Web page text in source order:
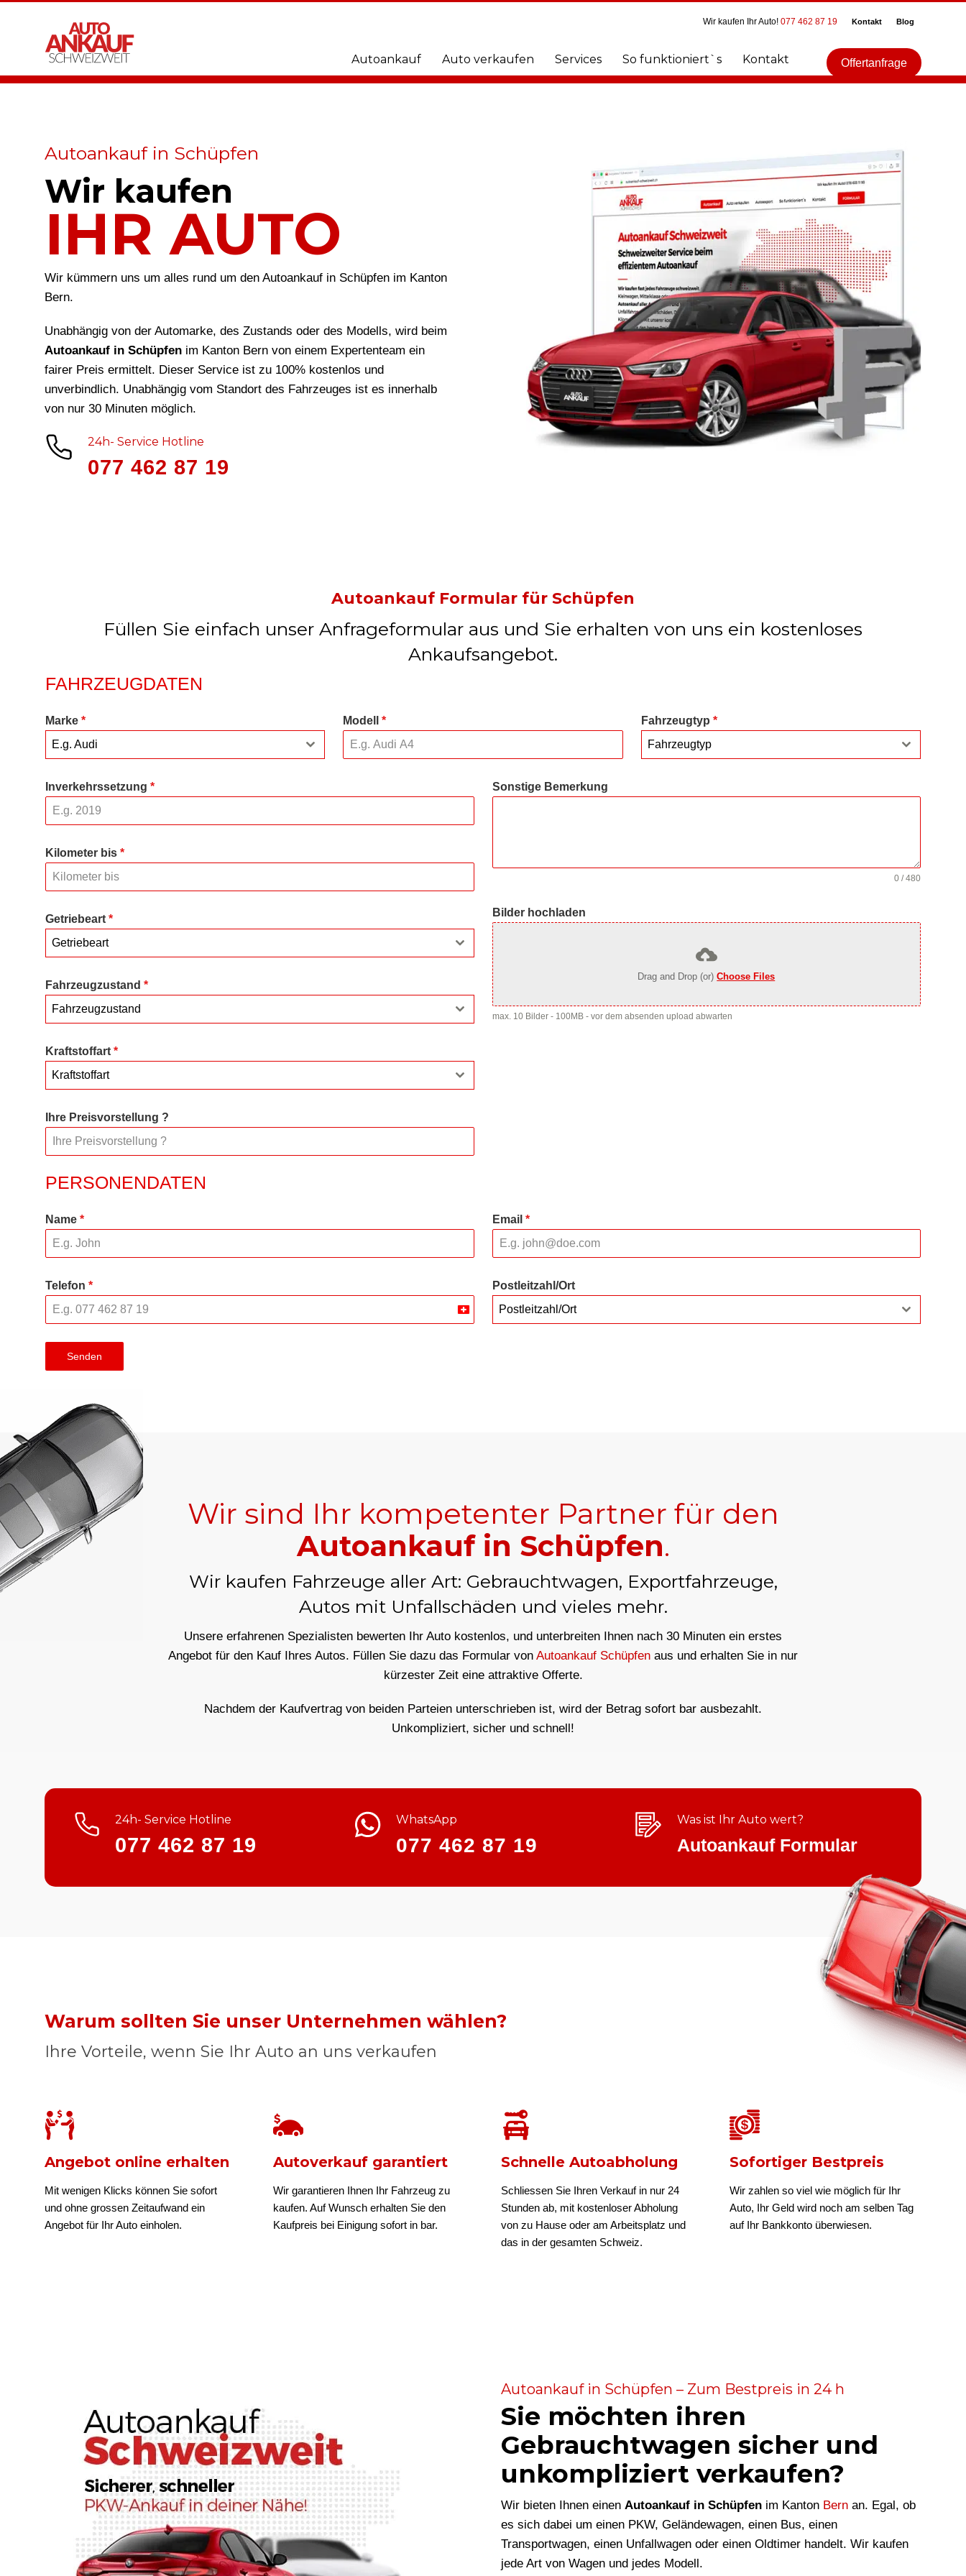
Wir kaufen Ihr Auto! 077 462 87 19 Kontakt Blog
Autoankauf Auto verkaufen Services So funktioniert`s Kontakt Offertanfrage
Autoankauf in Schüpfen
Wir kaufen
IHR AUTO
Wir kümmern uns um alles rund um den Autoankauf in Schüpfen im Kanton
Bern.
Unabhängig von der Automarke, des Zustands oder des Modells, wird beim
Autoankauf in Schüpfen im Kanton Bern von einem Expertenteam ein
fairer Preis ermittelt. Dieser Service ist zu 100% kostenlos und
unverbindlich. Unabhängig vom Standort des Fahrzeuges ist es innerhalb
von nur 30 Minuten möglich.
24h- Service Hotline
077 462 87 19
Autoankauf Formular für Schüpfen
Füllen Sie einfach unser Anfrageformular aus und Sie erhalten von uns ein kostenloses
Ankaufsangebot.
FAHRZEUGDATEN
Marke *
E.g. Audi
Modell* Fahrzeugtyp *
Fahrzeugtyp
Inverkehrssetzung *
Kilometer bis *
Getriebeart *
Getriebeart
Fahrzeugzustand *
Fahrzeugzustand
Kraftstoffart *
Kraftstoffart
Ihre Preisvorstellung ?
Sonstige Bemerkung
0 / 480
Bilder hochladen
Drag and Drop (or)Choose Files
max. 10 Bilder - 100MB - vor dem absenden upload abwarten
PERSONENDATEN
Name * Email *
Telefon *
Switzerland
Postleitzahl/Ort
Postleitzahl/Ort
Senden
Wir sind Ihr kompetenter Partner für den
Autoankauf in Schüpfen.
Wir kaufen Fahrzeuge aller Art: Gebrauchtwagen, Exportfahrzeuge,
Autos mit Unfallschäden und vieles mehr.
Unsere erfahrenen Spezialisten bewerten Ihr Auto kostenlos, und unterbreiten Ihnen nach 30 Minuten ein erstes
Angebot für den Kauf Ihres Autos. Füllen Sie dazu das Formular von Autoankauf Schüpfen aus und erhalten Sie in nur
kürzester Zeit eine attraktive Offerte.
Nachdem der Kaufvertrag von beiden Parteien unterschrieben ist, wird der Betrag sofort bar ausbezahlt.
Unkompliziert, sicher und schnell!
24h- Service Hotline
077 462 87 19
WhatsApp
077 462 87 19
Was ist Ihr Auto wert?
Autoankauf Formular
Warum sollten Sie unser Unternehmen wählen?
Ihre Vorteile, wenn Sie Ihr Auto an uns verkaufen
Angebot online erhalten
Mit wenigen Klicks können Sie sofort
und ohne grossen Zeitaufwand ein
Angebot für Ihr Auto einholen.
Autoverkauf garantiert
Wir garantieren Ihnen Ihr Fahrzeug zu
kaufen. Auf Wunsch erhalten Sie den
Kaufpreis bei Einigung sofort in bar.
Schnelle Autoabholung
Schliessen Sie Ihren Verkauf in nur 24
Stunden ab, mit kostenloser Abholung
von zu Hause oder am Arbeitsplatz und
das in der gesamten Schweiz.
Sofortiger Bestpreis
Wir zahlen so viel wie möglich für Ihr
Auto, Ihr Geld wird noch am selben Tag
auf Ihr Bankkonto überwiesen.
Autoankauf in Schüpfen – Zum Bestpreis in 24 h
Sie möchten ihren
Gebrauchtwagen sicher und
unkompliziert verkaufen?
Wir bieten Ihnen einen Autoankauf in Schüpfen im Kanton Bern an. Egal, ob
es sich dabei um einen PKW, Geländewagen, einen Bus, einen
Transportwagen, einen Unfallwagen oder einen Oldtimer handelt. Wir kaufen
jede Art von Wagen und jedes Modell.